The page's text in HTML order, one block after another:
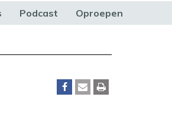
Podcast Oproepen